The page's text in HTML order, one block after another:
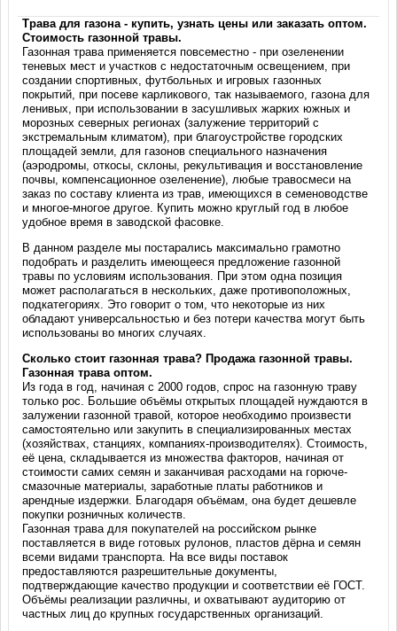
Трава для газона - купить, узнать цены или заказать оптом.
Стоимость газонной травы.
Газонная трава применяется повсеместно - при озеленении
теневых мест и участков с недостаточным освещением, при
создании спортивных, футбольных и игровых газонных
покрытий, при посеве карликового, так называемого, газона для
ленивых, при использовании в засушливых жарких южных и
морозных северных регионах (залужение территорий с
экстремальным климатом), при благоустройстве городских
площадей земли, для газонов специального назначения
(аэродромы, откосы, склоны, рекультивация и восстановление
почвы, компенсационное озеленение), любые травосмеси на
заказ по составу клиента из трав, имеющихся в семеноводстве
и многое-многое другое. Купить можно круглый год в любое
удобное время в заводской фасовке.
В данном разделе мы постарались максимально грамотно
подобрать и разделить имеющееся предложение газонной
травы по условиям использования. При этом одна позиция
может располагаться в нескольких, даже противоположных,
подкатегориях. Это говорит о том, что некоторые из них
обладают универсальностью и без потери качества могут быть
использованы во многих случаях.
Сколько стоит газонная трава? Продажа газонной травы.
Газонная трава оптом.
Из года в год, начиная с 2000 годов, спрос на газонную траву
только рос. Большие объёмы открытых площадей нуждаются в
залужении газонной травой, которое необходимо произвести
самостоятельно или закупить в специализированных местах
(хозяйствах, станциях, компаниях-производителях). Стоимость,
её цена, складывается из множества факторов, начиная от
стоимости самих семян и заканчивая расходами на горюче-
смазочные материалы, заработные платы работников и
арендные издержки. Благодаря объёмам, она будет дешевле
покупки розничных количеств.
Газонная трава для покупателей на российском рынке
поставляется в виде готовых рулонов, пластов дёрна и семян
всеми видами транспорта. На все виды поставок
предоставляются разрешительные документы,
подтверждающие качество продукции и соответствии её ГОСТ.
Объёмы реализации различны, и охватывают аудиторию от
частных лиц до крупных государственных организаций.